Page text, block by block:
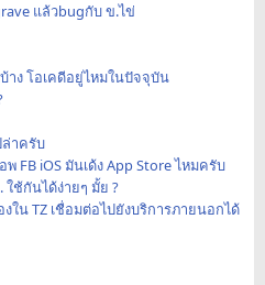
แล้วbugกับ ข.ไข่
าง โอเคดีอยู่ไหมในปัจจุบัน
าครับ
FB iOS มันเด้ง App Store ไหมครับ
ใช้กันได้ง่ายๆ มั้ย ?
ใน TZ เชื่อมต่อไปยังบริการภายนอกได้